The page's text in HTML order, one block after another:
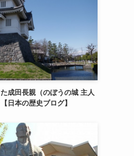
成田長親（のぼうの城 主人
日本の歴史ブログ】